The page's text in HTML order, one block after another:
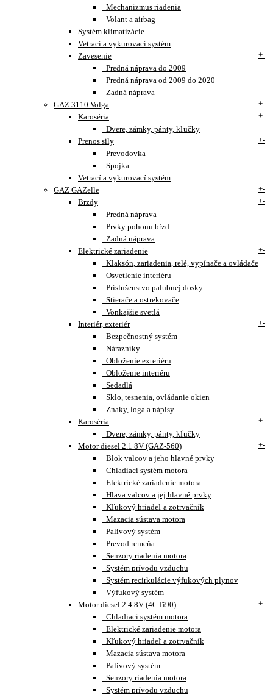
Mechanizmus riadenia
Volant a airbag
Systém klimatizácie
Vetrací a vykurovací systém
Zavesenie
+-
Predná náprava do 2009
Predná náprava od 2009 do 2020
Zadná náprava
GAZ 3110 Volga
+-
Karoséria
+-
Dvere, zámky, pánty, kľučky
Prenos sily
+-
Prevodovka
Spojka
Vetrací a vykurovací systém
GAZ GAZelle
+-
Brzdy
+-
Predná náprava
Prvky pohonu bŕzd
Zadná náprava
Elektrické zariadenie
+-
Klaksón, zariadenia, relé, vypínače a ovládače
Osvetlenie interiéru
Príslušenstvo palubnej dosky
Stierače a ostrekovače
Vonkajšie svetlá
Interiér, exteriér
+-
Bezpečnostný systém
Nárazníky
Obloženie exteriéru
Obloženie interiéru
Sedadlá
Sklo, tesnenia, ovládanie okien
Znaky, loga a nápisy
Karoséria
+-
Dvere, zámky, pánty, kľučky
Motor diesel 2.1 8V (GAZ-560)
+-
Blok valcov a jeho hlavné prvky
Chladiaci systém motora
Elektrické zariadenie motora
Hlava valcov a jej hlavné prvky
Kľukový hriadeľ a zotrvačník
Mazacia sústava motora
Palivový systém
Prevod remeňa
Senzory riadenia motora
Systém prívodu vzduchu
Systém recirkulácie výfukových plynov
Výfukový systém
Motor diesel 2.4 8V (4CTi90)
+-
Chladiaci systém motora
Elektrické zariadenie motora
Kľukový hriadeľ a zotrvačník
Mazacia sústava motora
Palivový systém
Senzory riadenia motora
Systém prívodu vzduchu